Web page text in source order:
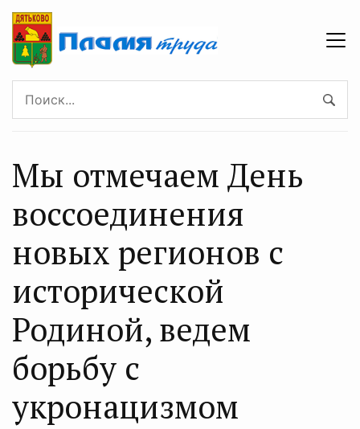
Мы отмечаем День
воссоединения
новых регионов с
исторической
Родиной, ведем
борьбу с
укронацизмом